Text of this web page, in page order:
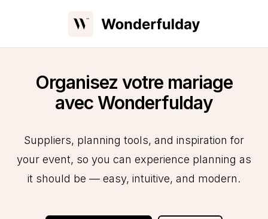
Organisez votre mariage
avec Wonderfulday
Suppliers, planning tools, and inspiration for
your event, so you can experience planning as
it should be — easy, intuitive, and modern.